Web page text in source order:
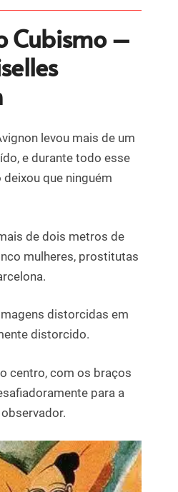
€18,00.€12,00.
Cubismo –
levou mais de um
e durante todo esse
que ninguém
de dois metros de
mulheres, prostitutas
distorcidas em
distorcido.
centro, com os braços
para a